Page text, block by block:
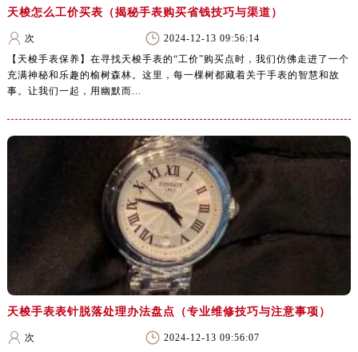
天梭怎么工价买表（揭秘手表购买省钱技巧与渠道）
次
2024-12-13 09:56:14
【天梭手表保养】在寻找天梭手表的“工价”购买点时，我们仿佛走进了一个
充满神秘和乐趣的榆树森林。这里，每一棵树都藏着关于手表的智慧和故
事。让我们一起，用幽默而...
天梭手表表针脱落处理办法盘点（专业维修技巧与注意事项）
次
2024-12-13 09:56:07